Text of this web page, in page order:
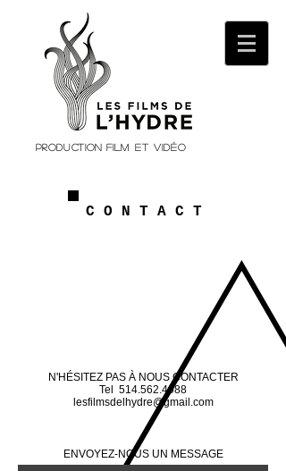
Production film et vidéo
C O N T A C T
N'HÉSITEZ PAS À NOUS CONTACTER
Tel 514.562.4088
lesfilmsdelhydre@gmail.com
ENVOYEZ-NOUS UN MESSAGE